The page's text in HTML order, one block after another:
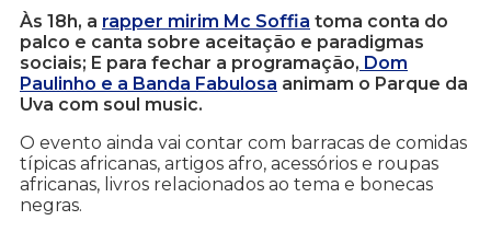
Às 18h, a rapper mirim Mc Soffia toma conta do
palco e canta sobre aceitação e paradigmas
sociais; E para fechar a programação, Dom
Paulinho e a Banda Fabulosa animam o Parque da
Uva com soul music.
O evento ainda vai contar com barracas de comidas
típicas africanas, artigos afro, acessórios e roupas
africanas, livros relacionados ao tema e bonecas
negras.